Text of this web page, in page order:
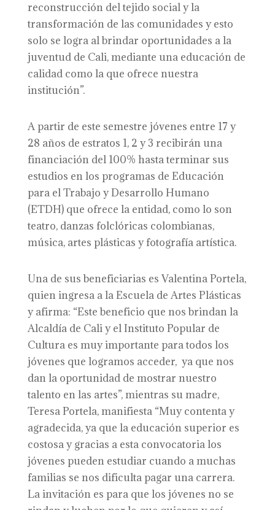
reconstrucción del tejido social y la
transformación de las comunidades y esto
solo se logra al brindar oportunidades a la
juventud de Cali, mediante una educación de
calidad como la que ofrece nuestra
institución”.
A partir de este semestre jóvenes entre 17 y
28 años de estratos 1, 2 y 3 recibirán una
financiación del 100% hasta terminar sus
estudios en los programas de Educación
para el Trabajo y Desarrollo Humano
(ETDH) que ofrece la entidad, como lo son
teatro, danzas folclóricas colombianas,
música, artes plásticas y fotografía artística.
Una de sus beneficiarias es Valentina Portela,
quien ingresa a la Escuela de Artes Plásticas
y afirma: “Este beneficio que nos brindan la
Alcaldía de Cali y el Instituto Popular de
Cultura es muy importante para todos los
jóvenes que logramos acceder, ya que nos
dan la oportunidad de mostrar nuestro
talento en las artes”, mientras su madre,
Teresa Portela, manifiesta “Muy contenta y
agradecida, ya que la educación superior es
costosa y gracias a esta convocatoria los
jóvenes pueden estudiar cuando a muchas
familias se nos dificulta pagar una carrera.
La invitación es para que los jóvenes no se